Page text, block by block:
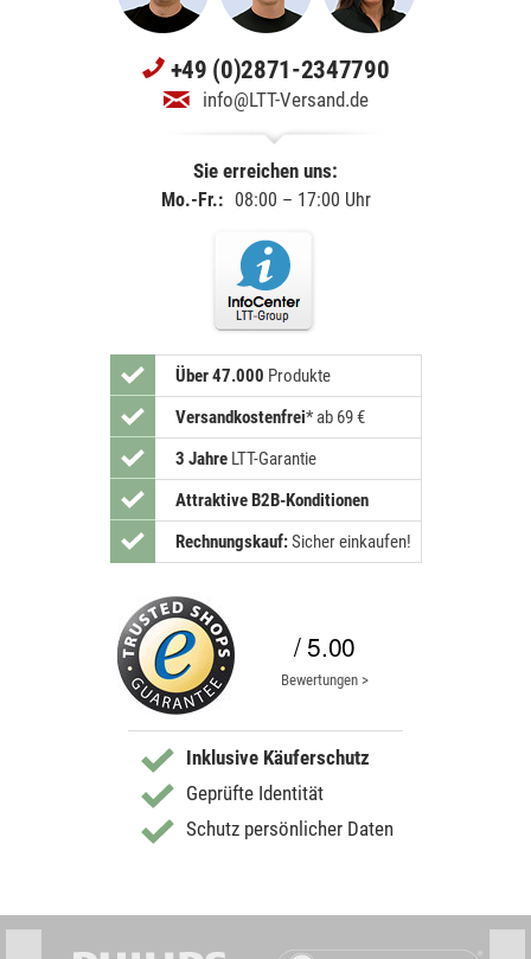
+49 (0)2871-2347790
info@LTT-Versand.de
Sie erreichen uns:
Mo.-Fr.: 08:00 – 17:00 Uhr
Über 47.000 Produkte
Versandkostenfrei* ab 69 €
3 JahreLTT-Garantie
Attraktive B2B-Konditionen
Rechnungskauf:Sicher einkaufen!
/ 5.00
Bewertungen >
Inklusive Käuferschutz
Geprüfte Identität
Schutz persönlicher Daten